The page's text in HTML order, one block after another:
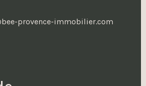
provence-immobilier.com